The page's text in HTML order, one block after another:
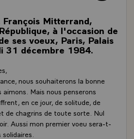
Mitterrand,
à l'occasion de
ses voeux, Paris, Palais
31 décembre 1984.
nous souhaiterons la bonne
aimons. Mais nous penserons
en ce jour, de solitude, de
de chagrins de toute sorte. Nul
Aussi mon premier voeu sera-t-